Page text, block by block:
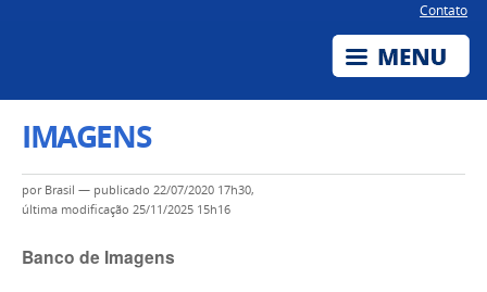
Contato
IMAGENS
por Brasil — publicado 22/07/2020 17h30,
última modificação 25/11/2025 15h16
Banco de Imagens